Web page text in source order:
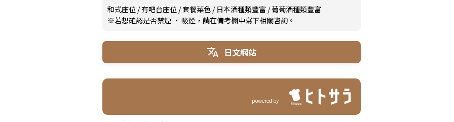
和式座位 /有吧台座位 /套餐菜色 / 日本酒種類豐富 /葡萄酒種類豐富
※若想確認是否禁煙 · 吸煙，請在備考欄中寫下相關咨詢。
日文網站
powered by